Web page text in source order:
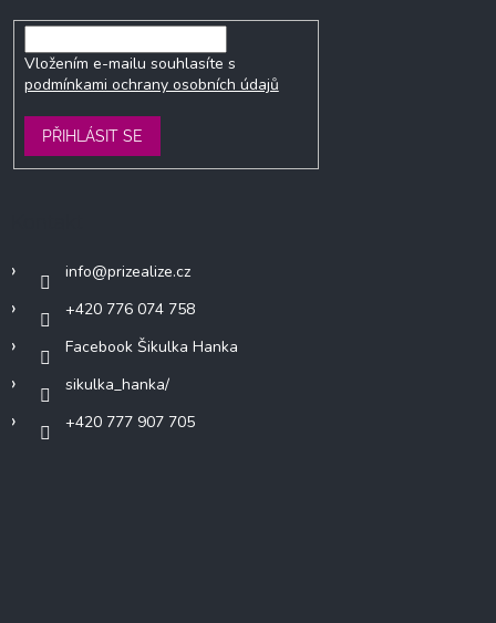
Vložením e-mailu souhlasíte s
podmínkami ochrany osobních údajů
PŘIHLÁSIT SE
info@prizealize.cz
+420 776 074 758
Facebook Šikulka Hanka
sikulka_hanka/
+420 777 907 705